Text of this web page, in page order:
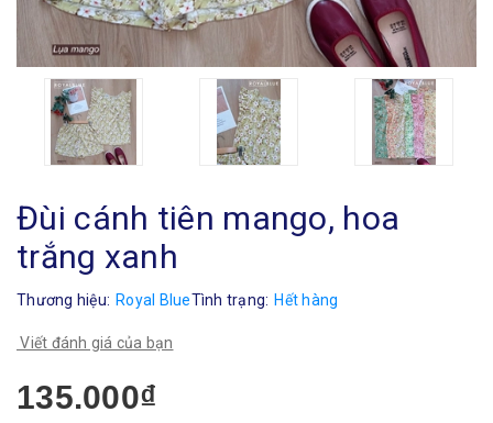
Đùi cánh tiên mango, hoa
trắng xanh
Thương hiệu: Royal BlueTình trạng: Hết hàng
Viết đánh giá của bạn
135.000₫